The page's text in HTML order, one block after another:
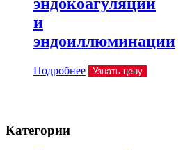
и
эндоиллюминации
Подробнее Узнать цену
Категории